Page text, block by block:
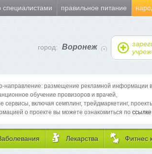
специалистами правильное питание
город: Воронеж
направление: размещение рекламной информации в
обучение провизоров и врачей,
сервисы, включая семплинг, трейдмаркетинг,
о проекте вы можете ознакомиться по ссылке
Лекарства Фитнес